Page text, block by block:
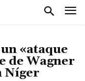
«ataque
de Wagner
Níger